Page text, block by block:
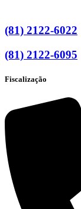
(81) 2122-6022
(81) 2122-6095
Fiscalização